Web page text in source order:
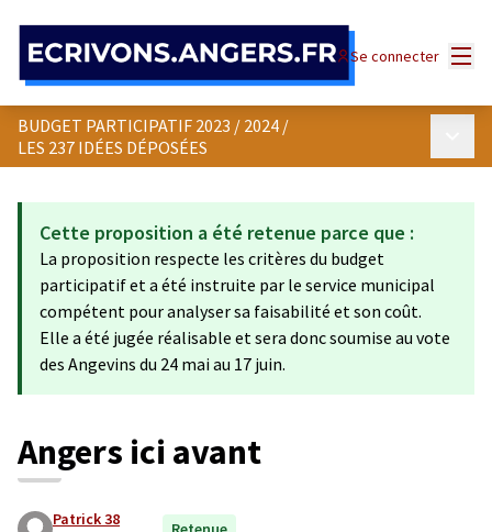
Se connecter
BUDGET PARTICIPATIF 2023 / 2024 /
LES 237 IDÉES DÉPOSÉES
Cette proposition a été retenue parce que :
La proposition respecte les critères du budget
participatif et a été instruite par le service municipal
compétent pour analyser sa faisabilité et son coût.
Elle a été jugée réalisable et sera donc soumise au vote
des Angevins du 24 mai au 17 juin.
Angers ici avant
Patrick 38